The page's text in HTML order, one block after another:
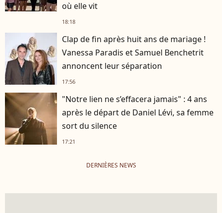
où elle vit
18:18
Clap de fin après huit ans de mariage !
Vanessa Paradis et Samuel Benchetrit
annoncent leur séparation
17:56
"Notre lien ne s’effacera jamais" : 4 ans
après le départ de Daniel Lévi, sa femme
sort du silence
17:21
DERNIÈRES NEWS